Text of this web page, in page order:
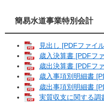
簡易水道事業特別会計
見出し [PDFファイ
歳入決算書 [PDFフ
歳出決算書 [PDFフ
歳入事項別明細書
歳出事項別明細書
実質収支に関する調